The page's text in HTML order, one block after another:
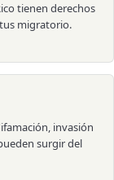
tienen derechos
migratorio.
invasión
surgir del